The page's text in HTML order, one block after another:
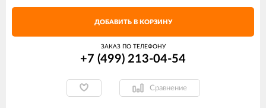
ДОБАВИТЬ В КОРЗИНУ
ЗАКАЗ ПО ТЕЛЕФОНУ
+7 (499) 213-04-54​
Сравнение